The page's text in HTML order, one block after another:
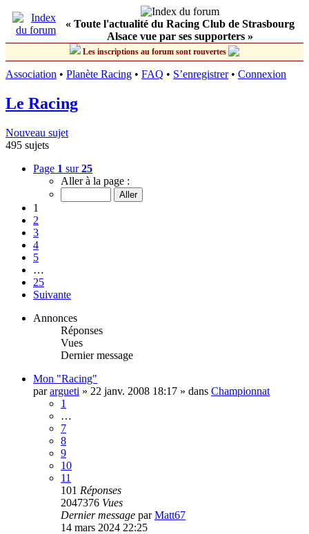
« Toute l'actualité du Racing Club de Strasbourg
Alsace vue par ses supporters »
Les inscriptions au forum sont rouvertes
Association • Planète Racing • FAQ • S’enregistrer• Connexion
Le Racing
Nouveau sujet
495 sujets
Page 1 sur25
Aller à la page :
1
2
3
4
5
…
25
Suivante
Annonces
Réponses
Vues
Dernier message
Mon "Racing"
parargueti » 22 janv. 2008 18:17 » dans Championnat
1
…
7
8
9
10
11
101 Réponses
2047376 Vues
Dernier message parMatt67
14 mars 2024 22:25